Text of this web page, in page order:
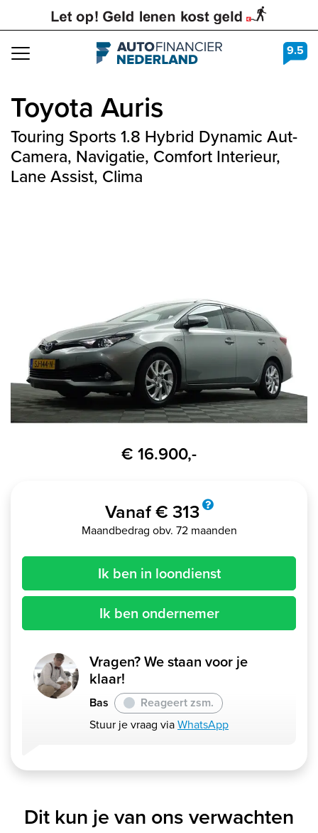
Navigation 9.5
Toyota Auris
Touring Sports 1.8 Hybrid Dynamic Aut-
Camera, Navigatie, Comfort Interieur,
Lane Assist, Clima
€ 16.900,-
Vanaf € 313
Maandbedrag obv. 72 maanden
Ik ben in loondienst
Ik ben ondernemer
Vragen? We staan voor je
klaar!
Bas
Reageert zsm.
Stuur je vraag viaWhatsApp
Dit kun je van ons verwachten